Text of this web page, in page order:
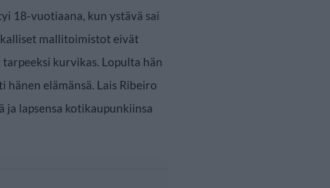
18-vuotiaana, kun ystävä sai
mallitoimistot eivät
kurvikas. Lopulta hän
elämänsä. Lais Ribeiro
lapsensa kotikaupunkiinsa